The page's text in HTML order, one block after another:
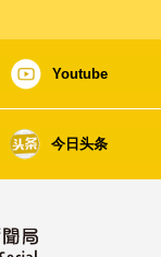
Youtube
今日头条